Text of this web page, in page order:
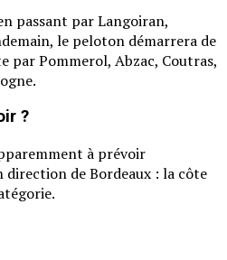
passant par Langoiran,
le peloton démarrera de
par Pommerol, Abzac, Coutras,
?
à prévoir
de Bordeaux : la côte